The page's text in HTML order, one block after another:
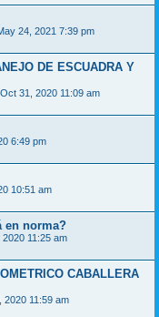
24, 2021 7:39 pm
DE ESCUADRA Y
31, 2020 11:09 am
6:49 pm
10:51 am
en norma?
11:25 am
CABALLERA
2020 11:59 am